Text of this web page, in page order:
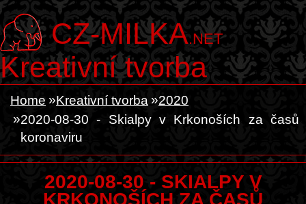
CZ-MILKA.NET
Kreativní tvorba
Home Kreativní tvorba
2020
2020-08-30 - Skialpy v Krkonoších za časů
koronaviru
2020-08-30 - SKIALPY V
KRKONOŠÍCH ZA ČASŮ